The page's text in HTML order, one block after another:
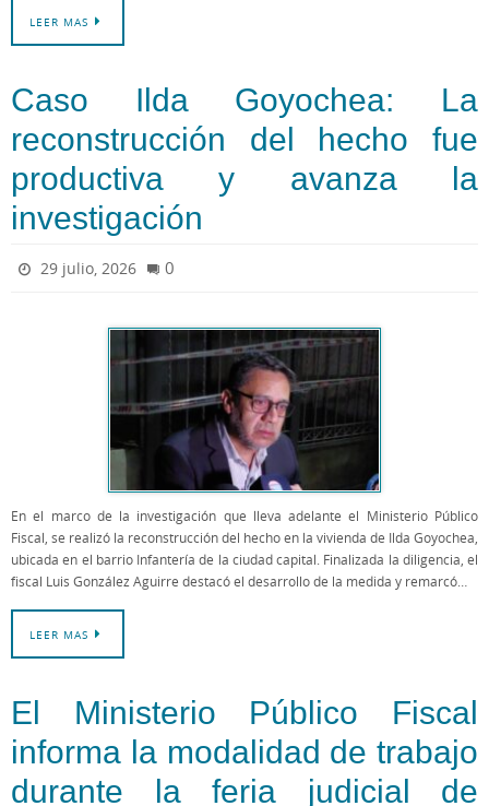
LEER MAS
Caso Ilda Goyochea: La
reconstrucción del hecho fue
productiva y avanza la
investigación
29 julio, 2026 0
En el marco de la investigación que lleva adelante el Ministerio Público
Fiscal, se realizó la reconstrucción del hecho en la vivienda de Ilda Goyochea,
ubicada en el barrio Infantería de la ciudad capital. Finalizada la diligencia, el
fiscal Luis González Aguirre destacó el desarrollo de la medida y remarcó…
LEER MAS
El Ministerio Público Fiscal
informa la modalidad de trabajo
durante la feria judicial de